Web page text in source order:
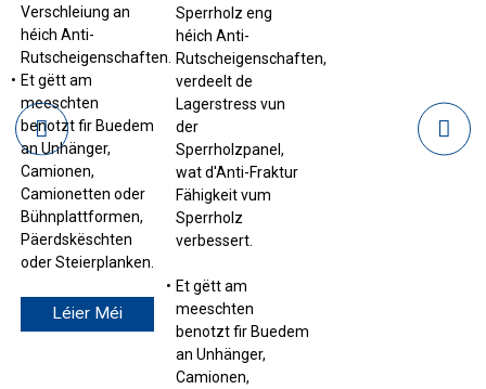
Verschleiung an
héich Anti-
Rutscheigenschaften.
Et gëtt am
meeschten
benotzt fir Buedem
an Unhänger,
Camionen,
Camionetten oder
Bühnplattformen,
Päerdskëschten
oder Steierplanken.
Léier Méi
Sperrholz eng
héich Anti-
Rutscheigenschaften,
verdeelt de
Lagerstress vun
der
Sperrholzpanel,
wat d'Anti-Fraktur
Fähigkeit vum
Sperrholz
verbessert.
Et gëtt am
meeschten
benotzt fir Buedem
an Unhänger,
Camionen,